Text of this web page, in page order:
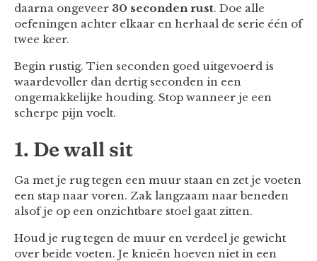
daarna ongeveer 30 seconden rust. Doe alle
oefeningen achter elkaar en herhaal de serie één of
twee keer.
Begin rustig. Tien seconden goed uitgevoerd is
waardevoller dan dertig seconden in een
ongemakkelijke houding. Stop wanneer je een
scherpe pijn voelt.
1. De wall sit
Ga met je rug tegen een muur staan en zet je voeten
een stap naar voren. Zak langzaam naar beneden
alsof je op een onzichtbare stoel gaat zitten.
Houd je rug tegen de muur en verdeel je gewicht
over beide voeten. Je knieën hoeven niet in een